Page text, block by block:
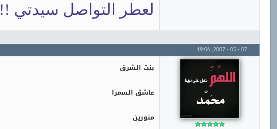
لعطر التواصل سيدتي !!
07 - 05 - 2007,
19:06
بنت الشرق
عاشق السمرا
منورين